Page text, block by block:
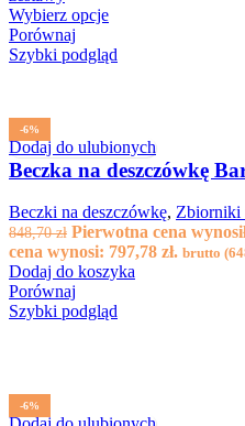
Wybierz opcje
Porównaj
Szybki podgląd
-6%
Dodaj do ulubionych
Beczka na deszczówkę
Beczki na deszczówkę, Zbiorniki
848,70zł Pierwotna cena
cena wynosi: 797,78 zł. brutto (
Dodaj do koszyka
Porównaj
Szybki podgląd
-6%